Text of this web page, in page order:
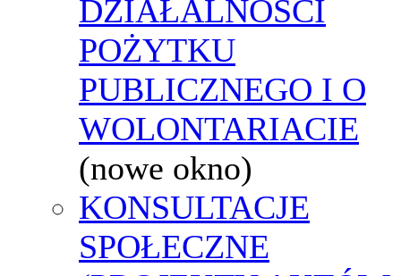
DZIAŁALNOŚCI
POŻYTKU
PUBLICZNEGO I O
WOLONTARIACIE
(nowe okno)
KONSULTACJE
SPOŁECZNE